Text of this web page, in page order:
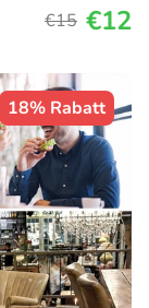
€15 €12
18% Rabatt